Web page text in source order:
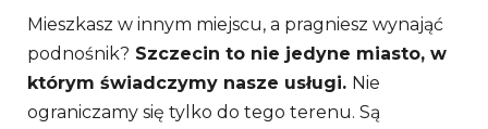
Mieszkasz w innym miejscu, a pragniesz wynająć
podnośnik? Szczecin to nie jedyne miasto, w
którym świadczymy nasze usługi. Nie
ograniczamy się tylko do tego terenu. Są